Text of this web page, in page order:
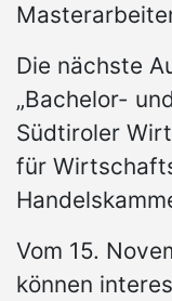
Die nächste
„Bachelor-
Südtiroler
für
Vom 15.
können